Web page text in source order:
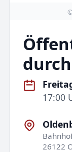
17:00
26122